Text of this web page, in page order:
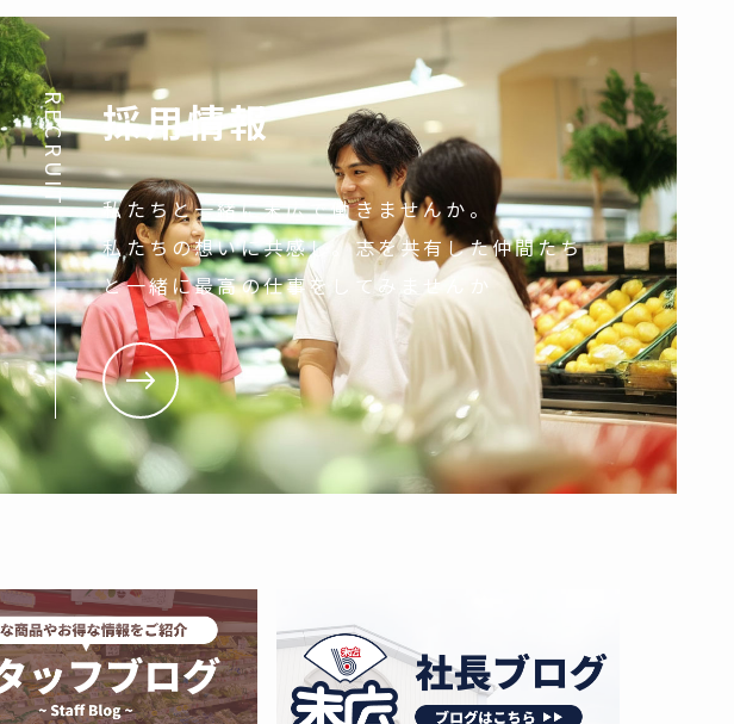
RECRUIT 採用情報
私たちと一緒に末広で働きませんか。
私たちの想いに共感し。志を共有した仲間たち
と一緒に最高の仕事をしてみませんか